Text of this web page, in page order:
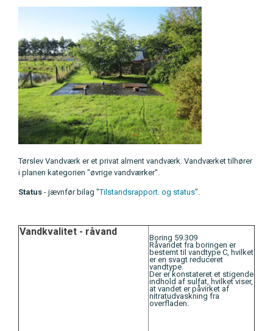
Tørslev Vandværk er et privat alment vandværk. Vandværket tilhører
i planen kategorien "øvrige vandværker".
Status - jævnfør bilag "Tilstandsrapport. og status".
Vandkvalitet - råvand
Boring 59.309
Råvandet fra boringen er
bestemt til vandtype C, hvilket
er en svagt reduceret
vandtype.
Der er konstateret et stigende
indhold af sulfat, hvilket viser,
at vandet er påvirket af
nitratudvaskning fra
overfladen.